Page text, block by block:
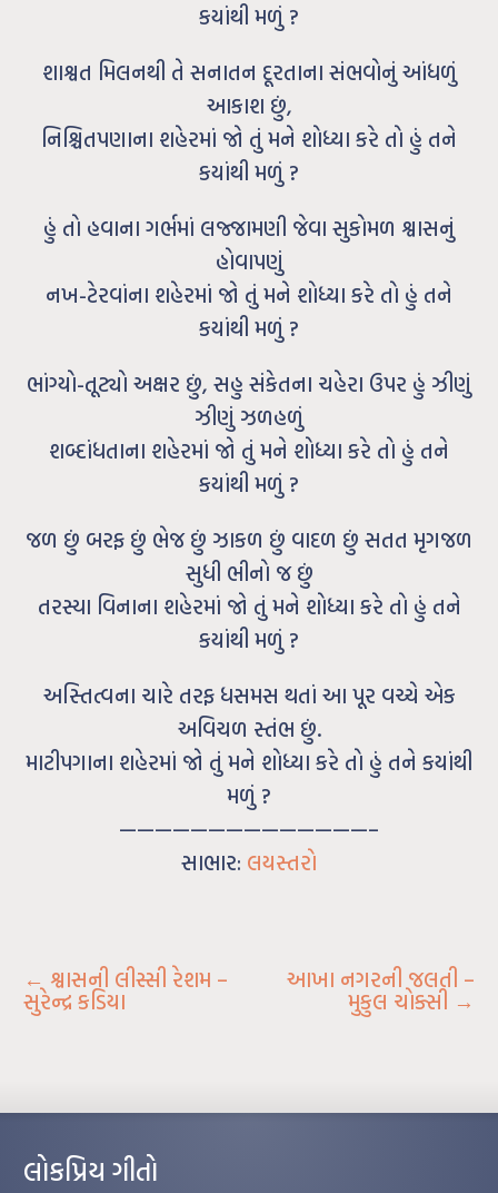
કયાંથી મળું ?
શાશ્વત મિલનથી તે સનાતન દૂરતાના સંભવોનું આંધળું
આકાશ છું,
નિશ્ચિતપણાના શહેરમાં જો તું મને શોધ્યા કરે તો હું તને
કયાંથી મળું ?
હું તો હવાના ગર્ભમાં લજ્જામણી જેવા સુકોમળ શ્વાસનું
હોવાપણું
નખ-ટેરવાંના શહેરમાં જો તું મને શોધ્યા કરે તો હું તને
કયાંથી મળું ?
ભાંગ્યો-તૂટ્યો અક્ષર છું, સહુ સંકેતના ચહેરા ઉપર હું ઝીણું
ઝીણું ઝળહળું
શબ્દાંધતાના શહેરમાં જો તું મને શોધ્યા કરે તો હું તને
કયાંથી મળું ?
જળ છું બરફ છું ભેજ છું ઝાકળ છું વાદળ છું સતત મૃગજળ
સુધી ભીનો જ છું
તરસ્યા વિનાના શહેરમાં જો તું મને શોધ્યા કરે તો હું તને
કયાંથી મળું ?
અસ્તિત્વના ચારે તરફ ધસમસ થતાં આ પૂર વચ્ચે એક
અવિચળ સ્તંભ છું.
માટીપગાના શહેરમાં જો તું મને શોધ્યા કરે તો હું તને કયાંથી
મળું ?
——————————————–
સાભાર: લયસ્તરો
← શ્વાસની લીસ્સી રેશમ –
સુરેન્દ્ર કડિયા
આખા નગરની જલતી –
મુકુલ ચોક્સી →
લોકપ્રિય ગીતો